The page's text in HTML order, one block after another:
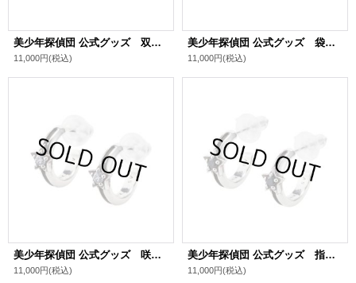
美少年探偵団 公式グッズ 双頭院学 シルバーピアス
11,000円(税込)
美少年探偵団 公式グッズ 袋井満 シルバーピアス
11,000円(税込)
美少年探偵団 公式グッズ 咲口長広 シルバーピアス
11,000円(税込)
美少年探偵団 公式グッズ 指輪創作 シルバーピアス
11,000円(税込)